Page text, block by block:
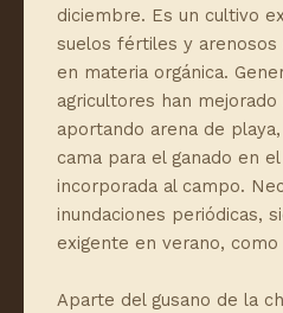
diciembre. Es un cultivo
suelos fértiles y
en materia orgánica.
agricultores han
aportando arena de
cama para el ganado en
incorporada al campo.
inundaciones periódicas,
exigente en verano,
Aparte del gusano de la